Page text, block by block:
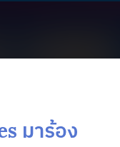
มาร้อง